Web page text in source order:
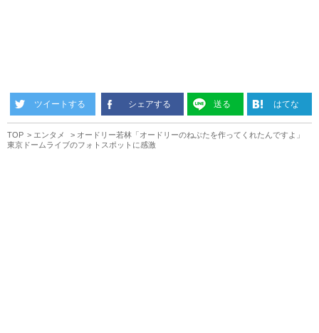
ツイートする シェアする 送る はてな
TOP エンタメ
オードリー若林「オードリーのねぶたを作ってくれたんですよ」
東京ドームライブのフォトスポットに感激